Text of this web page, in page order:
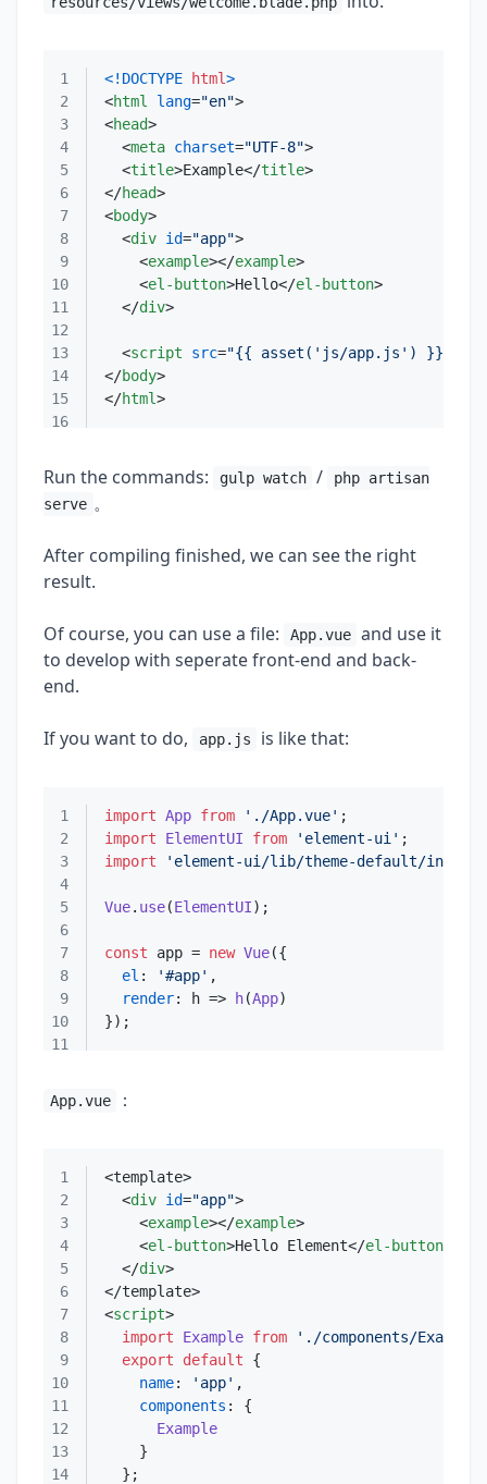
1 <!DOCTYPE html>
2
<html lang="en">
3
<head>
4
<meta charset="UTF-8">
5
<title>Example</title>
6
</head>
7
<body>
8
<div id="app">
9
<example></example>
10
<el-button>Hello</el-button>
11
</div>
12
13
<script src="{{ asset('js/app.js') }}"
14
</body>
15
</html>
16
Run the commands: gulp watch /
php artisan
serve 。
After compiling finished, we can see the right
result.
Of course, you can use a file: App.vue and use it
to develop with seperate front-end and back-
end.
If you want to do, app.js is like that:
1 import App from './App.vue'
2
import ElementUI from 'element-ui'
3
import
'element-ui/lib/theme-default/
4
5
Vue. use(ElementUI
6
7
const app = new Vue
8
el : '#app'
9
render: h => h(App
10
11
App.vue ：
1
2
<div id="app">
3
<example></example>
4
<el-button>Hello Element</el-button
5
</div>
6
7
<script>
8
import Example from
'./components/
9
export default
10
name: 'app'
11
components
12
Example
13
14